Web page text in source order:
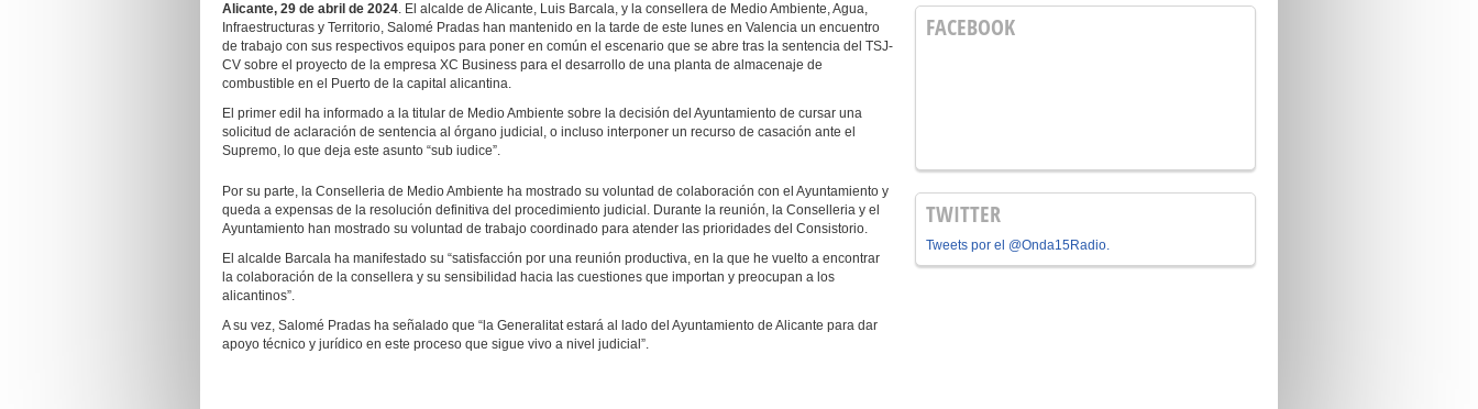
Alicante, 29 de abril de 2024. El alcalde de Alicante, Luis Barcala, y la consellera de Medio Ambiente, Agua,
Infraestructuras y Territorio, Salomé Pradas han mantenido en la tarde de este lunes en Valencia un encuentro
de trabajo con sus respectivos equipos para poner en común el escenario que se abre tras la sentencia del TSJ-
CV sobre el proyecto de la empresa XC Business para el desarrollo de una planta de almacenaje de
combustible en el Puerto de la capital alicantina.
El primer edil ha informado a la titular de Medio Ambiente sobre la decisión del Ayuntamiento de cursar una
solicitud de aclaración de sentencia al órgano judicial, o incluso interponer un recurso de casación ante el
Supremo, lo que deja este asunto “sub iudice”.
Por su parte, la Conselleria de Medio Ambiente ha mostrado su voluntad de colaboración con el Ayuntamiento y
queda a expensas de la resolución definitiva del procedimiento judicial. Durante la reunión, la Conselleria y el
Ayuntamiento han mostrado su voluntad de trabajo coordinado para atender las prioridades del Consistorio.
El alcalde Barcala ha manifestado su “satisfacción por una reunión productiva, en la que he vuelto a encontrar
la colaboración de la consellera y su sensibilidad hacia las cuestiones que importan y preocupan a los
alicantinos”.
A su vez, Salomé Pradas ha señalado que “la Generalitat estará al lado del Ayuntamiento de Alicante para dar
apoyo técnico y jurídico en este proceso que sigue vivo a nivel judicial”.
FACEBOOK
TWITTER
Tweets por el @Onda15Radio.